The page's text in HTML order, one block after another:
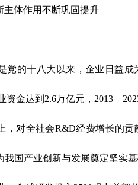
体作用不断巩固提升
的十八大以来，企业日益成
资金达到 2.6万亿元， 2013—
，对全社会R&D经费增长的贡
我国产业创新与发展奠定坚实